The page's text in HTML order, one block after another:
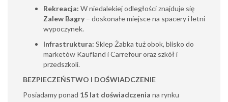
Rekreacja: W niedalekiej odległości znajduje się
Zalew Bagry– doskonałe miejsce na spacery i letni
wypoczynek.
Infrastruktura: Sklep Żabka tuż obok, blisko do
marketów Kaufland i Carrefour oraz szkół i
przedszkoli.
BEZPIECZEŃSTWO I DOŚWIADCZENIE
Posiadamy ponad 15 lat doświadczenia na rynku